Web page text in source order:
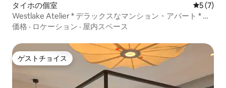
タイホの個室 レビュー
5 (7)
Westlake Atelier * デラックスなマンション・アパート * バ
ルコニー
価格 · ロケーション · 屋内スペース
ゲストチョイス
ゲストチョイス